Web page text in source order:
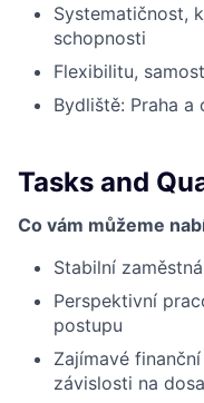
Systematičnost,
schopnosti
Flexibilitu,
Bydliště: Praha
Tasks and
Co vám můžeme
Stabilní
Perspektivní
postupu
Zajímavé
závislosti na